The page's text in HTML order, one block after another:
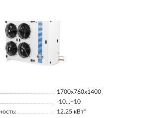
1700х760х1400
-10…+10
12.25 кВт*